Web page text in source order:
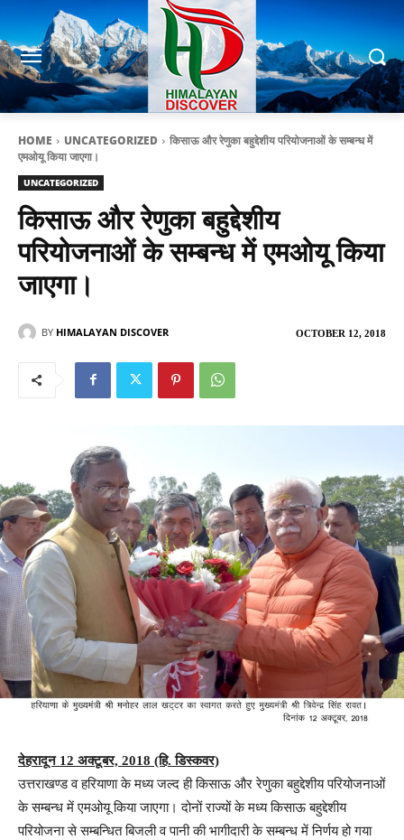
HOME UNCATEGORIZED
किसाऊ और रेणुका बहुद्देशीय परियोजनाओं के सम्बन्ध में
एमओयू किया जाएगा।
UNCATEGORIZED
किसाऊ और रेणुका बहुद्देशीय
परियोजनाओं के सम्बन्ध में एमओयू किया
जाएगा।
OCTOBER 12, 2018
BY HIMALAYAN DISCOVER
देहरादून 12 अक्टूबर, 2018 (हि. डिस्कवर)
उत्तराखण्ड व हरियाणा के मध्य जल्द ही किसाऊ और रेणुका बहुद्देशीय परियोजनाओं
के सम्बन्ध में एमओयू किया जाएगा। दोनों राज्यों के मध्य किसाऊ बहुद्देशीय
परियोजना से सम्बन्धित बिजली व पानी की भागीदारी के सम्बन्ध में निर्णय हो गया